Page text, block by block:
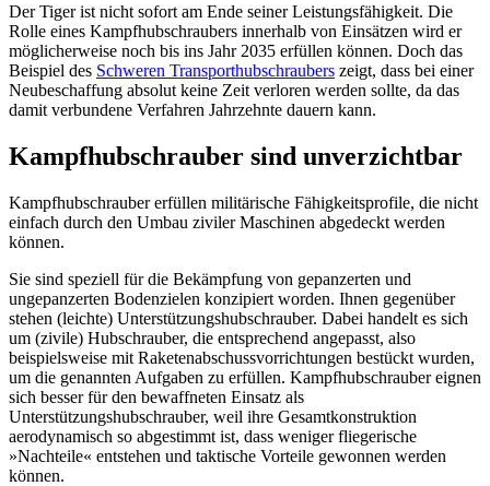
Der Tiger ist nicht sofort am Ende seiner Leistungsfähigkeit. Die
Rolle eines Kampf­hubschraubers innerhalb von Einsätzen wird er
möglicherweise noch bis ins Jahr 2035 erfüllen können. Doch das
Beispiel des Schweren Transporthubschraubers zeigt, dass bei einer
Neubeschaffung absolut keine Zeit verloren werden sollte, da das
damit verbun­dene Verfahren Jahrzehnte dauern kann.
Kampfhubschrauber sind unverzichtbar
Kampfhubschrauber erfüllen militärische Fähigkeitsprofile, die nicht
einfach durch den Umbau ziviler Maschinen abgedeckt werden
können.
Sie sind speziell für die Bekämpfung von gepanzerten und
ungepanzerten Boden­zielen konzipiert worden. Ihnen gegenüber
stehen (leichte) Unterstützungshubschrauber. Dabei handelt es sich
um (zivile) Hub­schrauber, die entsprechend angepasst, also
beispielsweise mit Raketenabschussvorrichtungen bestückt wurden,
um die genannten Aufgaben zu erfüllen. Kampfhubschrauber eignen
sich besser für den bewaffneten Ein­satz als
Unterstützungshubschrauber, weil ihre Gesamtkonstruktion
aerodynamisch so abgestimmt ist, dass weniger fliegerische
»Nachteile« entstehen und taktische Vor­teile gewonnen werden
können.